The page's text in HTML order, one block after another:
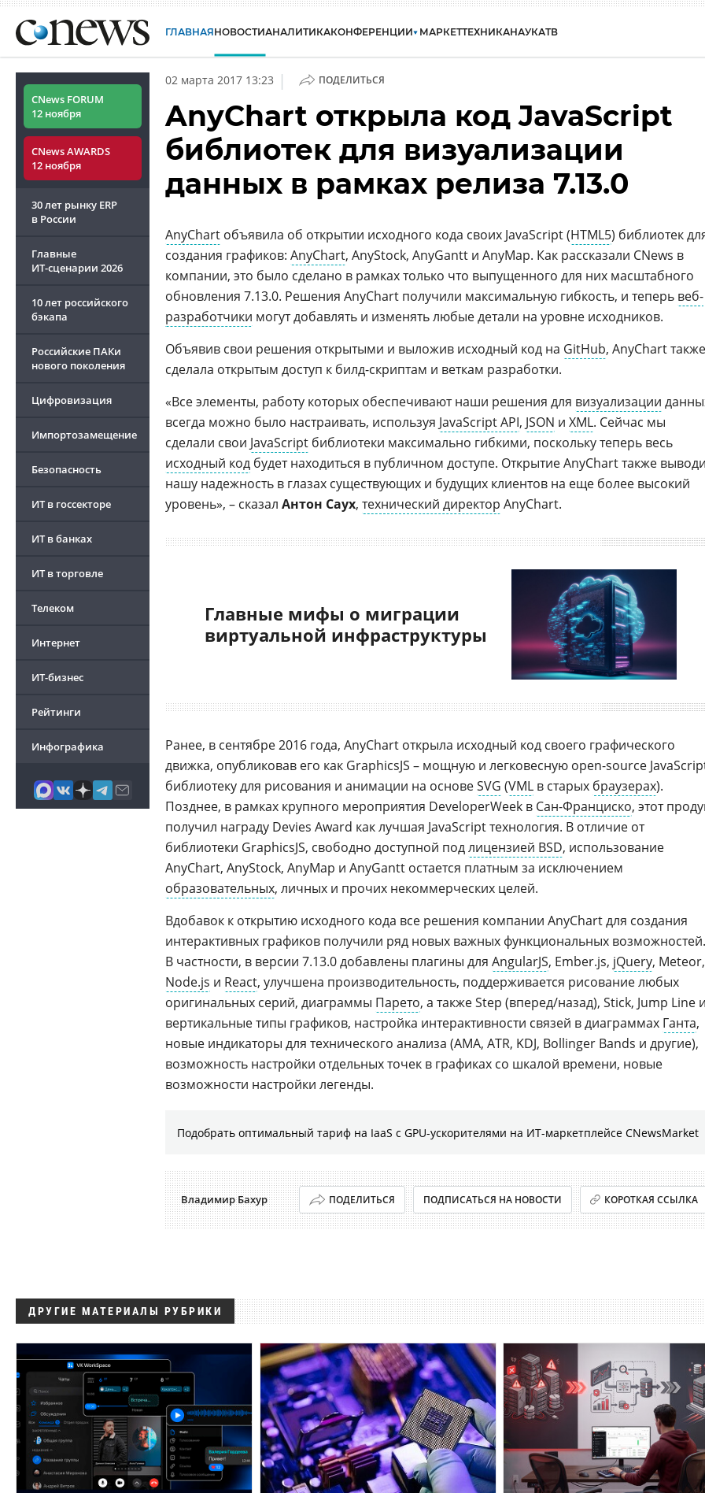
ГЛАВНАЯНОВОСТИАНАЛИТИКАКОНФЕРЕНЦИИ МАРКЕТТЕХНИКАНАУКАТВ
CNews FORUM
12 ноября
CNews AWARDS
12 ноября
30 лет рынку ERP
в России
Главные
ИТ-сценарии 2026
10 лет российского
бэкапа
Российские ПАКи
нового поколения
Цифровизация
Импортозамещение
Безопасность
ИТ в госсекторе
ИТ в банках
ИТ в торговле
Телеком
Интернет
ИТ-бизнес
Рейтинги
Инфографика
02 марта 2017 13:23 | ПОДЕЛИТЬСЯ
AnyChart открыла код JavaScript
библиотек для визуализации
данных в рамках релиза 7.13.0
AnyChart объявила об открытии исходного кода своих JavaScript (HTML5) библиотек
создания графиков: AnyChart, AnyStock, AnyGantt и AnyMap. Как рассказали CNews в
компании, это было сделано в рамках только что выпущенного для них масштабного
обновления 7.13.0. Решения AnyChart получили максимальную гибкость, и теперь веб-
разработчики могут добавлять и изменять любые детали на уровне исходников.
Объявив свои решения открытыми и выложив исходный код на GitHub, AnyChart также
сделала открытым доступ к билд-скриптам и веткам разработки.
«Все элементы, работу которых обеспечивают наши решения для визуализации
всегда можно было настраивать, используя JavaScript API, JSON и XML. Сейчас мы
сделали свои JavaScript библиотеки максимально гибкими, поскольку теперь весь
исходный код будет находиться в публичном доступе. Открытие AnyChart также
нашу надежность в глазах существующих и будущих клиентов на еще более высокий
уровень», – сказал Антон Саух, технический директор AnyChart.
Главные мифы о миграции
виртуальной инфраструктуры
Ранее, в сентябре 2016 года, AnyChart открыла исходный код своего графического
движка, опубликовав его как GraphicsJS – мощную и легковесную open-source
библиотеку для рисования и анимации на основеSVG (VML в старых браузерах).
Позднее, в рамках крупного мероприятия DeveloperWeek в Сан-Франциско, этот
получил награду Devies Award как лучшая JavaScript технология. В отличие от
библиотеки GraphicsJS, свободно доступной подлицензией BSD, использование
AnyChart, AnyStock, AnyMap и AnyGantt остается платным за исключением
образовательных, личных и прочих некоммерческих целей.
Вдобавок к открытию исходного кода все решения компании AnyChart для создания
интерактивных графиков получили ряд новых важных функциональных возможностей.
В частности, в версии 7.13.0 добавлены плагины для AngularJS, Ember.js, jQuery, Meteor,
Node.js и React, улучшена производительность, поддерживается рисование любых
оригинальных серий, диаграммы Парето, а также Step (вперед/назад), Stick, Jump Line
вертикальные типы графиков, настройка интерактивности связей в диаграммах Ганта,
новые индикаторы для технического анализа (AMA, ATR, KDJ, Bollinger Bands и другие),
возможность настройки отдельных точек в графиках со шкалой времени, новые
возможности настройки легенды.
Подобрать оптимальный тариф на IaaS с GPU-ускорителями на ИТ-маркетплейсе CNewsMarket
Владимир Бахур ПОДЕЛИТЬСЯ ПОДПИСАТЬСЯ НА НОВОСТИ КОРОТКАЯ ССЫЛКА
ДРУГИЕ МАТЕРИАЛЫ РУБРИКИ